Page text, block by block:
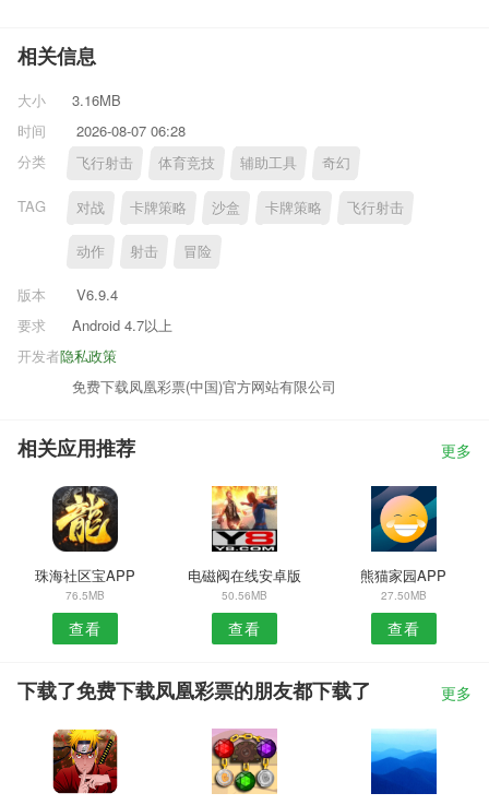
相关信息
大小
3.16MB
时间
2026-08-07 06:28
分类
飞行射击 体育竞技 辅助工具 奇幻
TAG 对战 卡牌策略 沙盒 卡牌策略 飞行射击
动作 射击 冒险
版本
V6.9.4
要求
Android 4.7以上
隐私政策
开发者
免费下载凤凰彩票(中国)官方网站有限公司
相关应用推荐 更多
珠海社区宝APP
76.5MB
查看
电磁阀在线安卓版
50.56MB
查看
熊猫家园APP
27.50MB
查看
下载了免费下载凤凰彩票的朋友都下载了 更多